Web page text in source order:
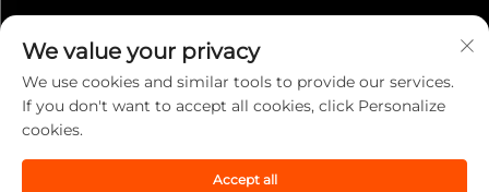
We value your privacy
We use cookies and similar tools to provide our services.
If you don't want to accept all cookies, click Personalize
cookies.
Accept all